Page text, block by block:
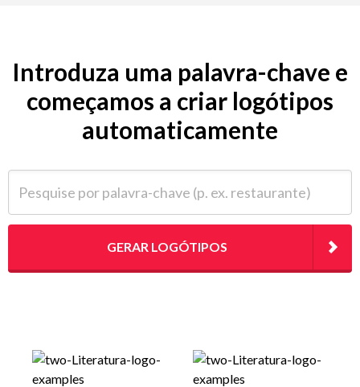
Introduza uma palavra-chave e
começamos a criar logótipos
automaticamente
GERAR LOGÓTIPOS